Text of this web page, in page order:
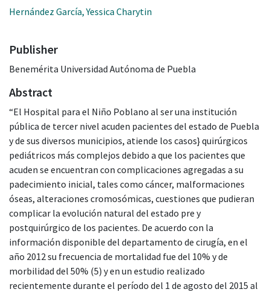
Hernández García, Yessica Charytin
Publisher
Benemérita Universidad Autónoma de Puebla
Abstract
“El Hospital para el Niño Poblano al ser una institución
pública de tercer nivel acuden pacientes del estado de Puebla
y de sus diversos municipios, atiende los casos} quirúrgicos
pediátricos más complejos debido a que los pacientes que
acuden se encuentran con complicaciones agregadas a su
padecimiento inicial, tales como cáncer, malformaciones
óseas, alteraciones cromosómicas, cuestiones que pudieran
complicar la evolución natural del estado pre y
postquirúrgico de los pacientes. De acuerdo con la
información disponible del departamento de cirugía, en el
año 2012 su frecuencia de mortalidad fue del 10% y de
morbilidad del 50% (5) y en un estudio realizado
recientemente durante el período del 1 de agosto del 2015 al